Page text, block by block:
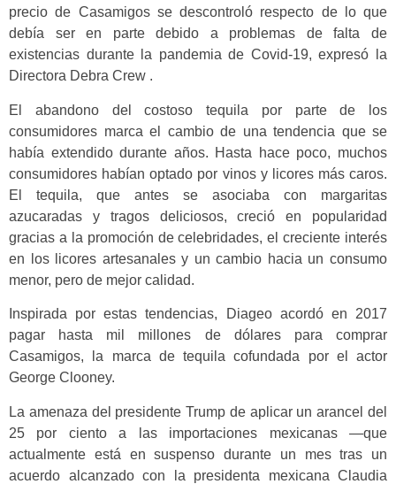
precio de Casamigos se descontroló respecto de lo que
debía ser en parte debido a problemas de falta de
existencias durante la pandemia de Covid-19, expresó la
Directora Debra Crew .
El abandono del costoso tequila por parte de los
consumidores marca el cambio de una tendencia que se
había extendido durante años. Hasta hace poco, muchos
consumidores habían optado por vinos y licores más caros.
El tequila, que antes se asociaba con margaritas
azucaradas y tragos deliciosos, creció en popularidad
gracias a la promoción de celebridades, el creciente interés
en los licores artesanales y un cambio hacia un consumo
menor, pero de mejor calidad.
Inspirada por estas tendencias, Diageo acordó en 2017
pagar hasta mil millones de dólares para comprar
Casamigos, la marca de tequila cofundada por el actor
George Clooney.
La amenaza del presidente Trump de aplicar un arancel del
25 por ciento a las importaciones mexicanas —que
actualmente está en suspenso durante un mes tras un
acuerdo alcanzado con la presidenta mexicana Claudia